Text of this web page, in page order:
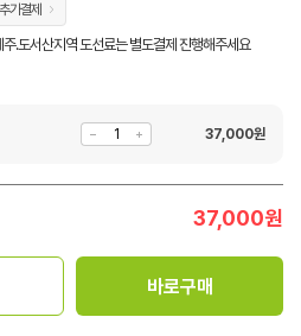
가결제
.도서산지역 도선료는 별도결제 진행해주세요
37,000원
37,000원
바로구매